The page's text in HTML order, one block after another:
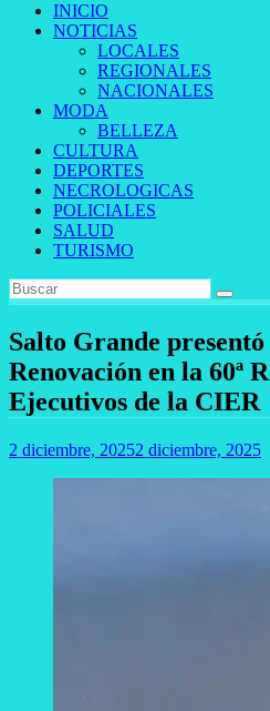
INICIO
NOTICIAS
LOCALES
REGIONALES
NACIONALES
MODA
BELLEZA
CULTURA
DEPORTES
NECROLOGICAS
POLICIALES
SALUD
TURISMO
Salto Grande
Renovación en la 60ª
Ejecutivos de la CIER
2 diciembre, 20252 diciembre, 2025